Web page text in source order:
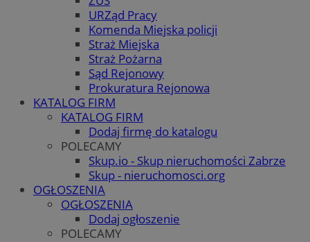
URZąd Pracy
Komenda Miejska policji
Straż Miejska
Straż Pożarna
Sąd Rejonowy
Prokuratura Rejonowa
KATALOG FIRM
KATALOG FIRM
Dodaj firmę do katalogu
POLECAMY
Skup.io - Skup nieruchomości Zabrze
Skup - nieruchomosci.org
OGŁOSZENIA
OGŁOSZENIA
Dodaj ogłoszenie
POLECAMY